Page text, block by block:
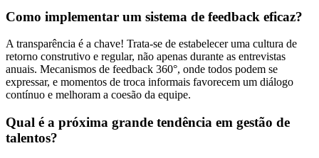
Como implementar um sistema de feedback eficaz?
A transparência é a chave! Trata-se de estabelecer uma cultura de
retorno construtivo e regular, não apenas durante as entrevistas
anuais. Mecanismos de feedback 360°, onde todos podem se
expressar, e momentos de troca informais favorecem um diálogo
contínuo e melhoram a coesão da equipe.
Qual é a próxima grande tendência em gestão de
talentos?